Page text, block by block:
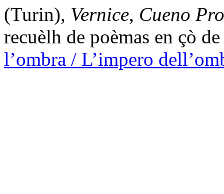
(Turin), Vernice, Cueno
recuèlh de poèmas en çò
l’ombra / L’impero